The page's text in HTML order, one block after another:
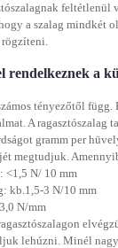
a szalag mindkét
rögzíteni.
rendelkeznek a
tényezőtől
A
gramm per
megtudjuk.
<1,5 N/ 10 mm
kb.1,5-3 N/10 mm
N/mm
lehúzni. Minél